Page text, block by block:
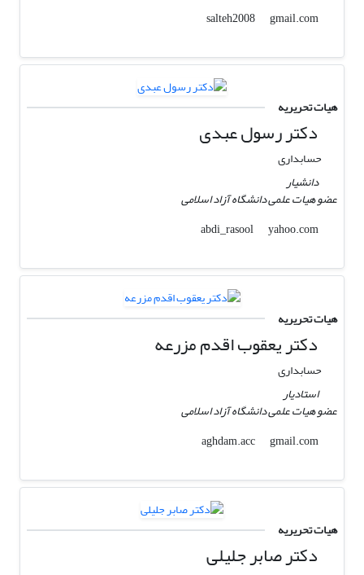
salteh2008
gmail.com
هیات تحریریه
دکتر رسول عبدی
حسابداری
دانشیار
عضو هیات علمی دانشگاه آزاد اسلامی
abdi_rasool
yahoo.com
هیات تحریریه
دکتر یعقوب اقدم مزرعه
حسابداری
استادیار
عضو هیات علمی دانشگاه آزاد اسلامی
aghdam.acc
gmail.com
هیات تحریریه
دکتر صابر جلیلی